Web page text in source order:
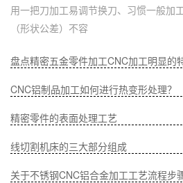
用一把刀加工易调节换刀、习惯一般加
（形状公差）不容
CNC铝制品加工如何进行热变形处理？
精密零件的表面处理工艺
线切割机床的三大部分组成
关于不锈钢CNC铝合金加工工艺流程步